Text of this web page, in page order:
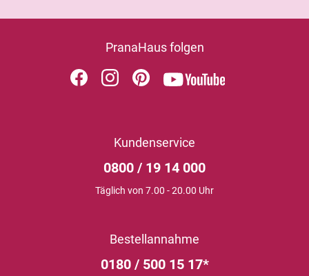
PranaHaus folgen
Kundenservice
0800 / 19 14 000
Täglich von 7.00 - 20.00 Uhr
Bestellannahme
0180 / 500 15 17*